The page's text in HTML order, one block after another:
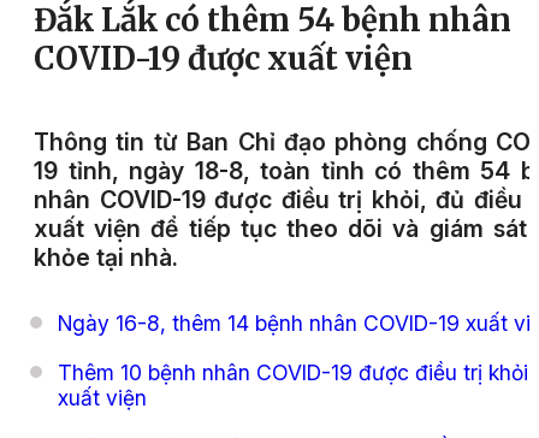
Đắk Lắk có thêm 54 bệnh nhân
COVID-19 được xuất viện
Thông tin từ Ban Chỉ đạo phòng chống
19 tỉnh, ngày 18-8, toàn tỉnh có thêm 54
nhân COVID-19 được điều trị khỏi, đủ điều
xuất viện để tiếp tục theo dõi và giám sát
khỏe tại nhà.
Ngày 16-8, thêm 14 bệnh nhân COVID-19 xuất
Thêm 10 bệnh nhân COVID-19 được điều trị khỏi
xuất viện